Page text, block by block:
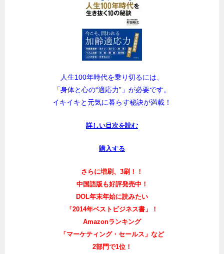
人生100年時代を乗り切るには、
「身体と心の“適応力”」が必要です。
イキイキと元気に暮らす秘訣が満載！
詳しい目次を読む
購入する
さらに増刷、3刷！！
中国語版も好評発売中！
DOL年末年始に読みたい
「2014年ベストビジネス書」！
Amazonランキング
「マーケティング・セールス」など
2部門で1位！